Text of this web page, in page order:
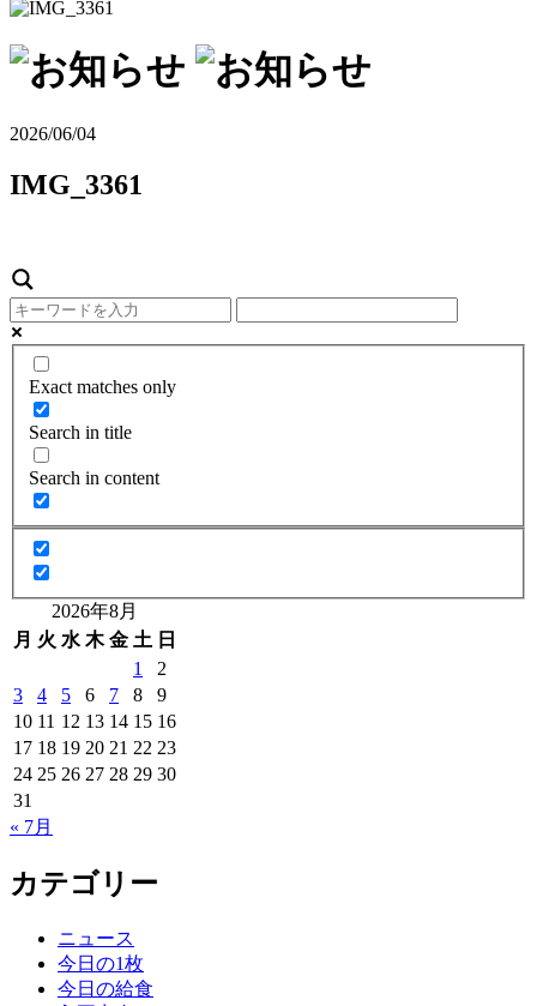
2026/06/04
IMG_3361
Exact matches only
Search in title
Search in content
2026年8月
月 火 水 木 金 土 日
1
2
3
4 5 6 7 8
9
10 11 12 13 14 15 16
17 18 19 20 21 22 23
24 25 26 27 28 29 30
31
« 7月
カテゴリー
ニュース
今日の1枚
今日の給食